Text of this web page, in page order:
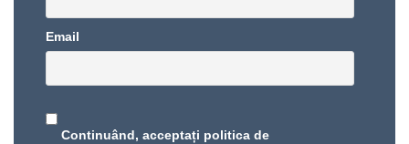
Email
Continuând, acceptați politica de